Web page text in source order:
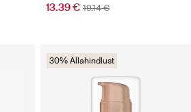
13.39 € 19.14 €
30% Allahindlust